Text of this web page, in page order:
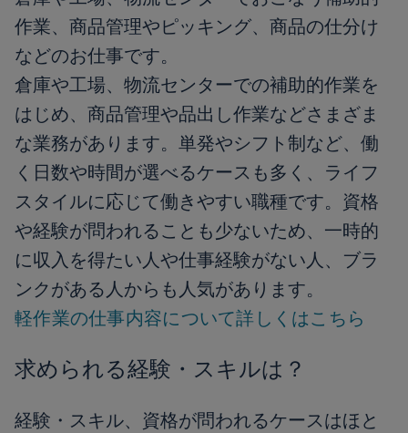
作業、商品管理やピッキング、商品の仕分け
などのお仕事です。
倉庫や工場、物流センターでの補助的作業を
はじめ、商品管理や品出し作業などさまざま
な業務があります。単発やシフト制など、働
く日数や時間が選べるケースも多く、ライフ
スタイルに応じて働きやすい職種です。資格
や経験が問われることも少ないため、一時的
に収入を得たい人や仕事経験がない人、ブラ
ンクがある人からも人気があります。
軽作業の仕事内容について詳しくはこちら
求められる経験・スキルは？
経験・スキル、資格が問われるケースはほと